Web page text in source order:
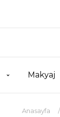
Makyaj
Anasayfa